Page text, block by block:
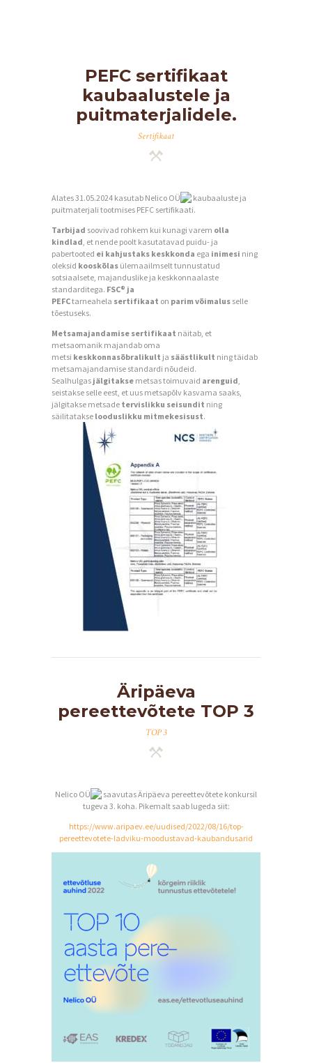
PEFC sertifikaat
kaubaalustele ja
puitmaterjalidele.
Sertifikaat
Alates 31.05.2024 kasutab Nelico OÜ
kaubaaluste ja
puitmaterjali tootmises PEFC sertifikaati.
Tarbijad soovivad rohkem kui kunagi varem olla
kindlad, et nende poolt kasutatavad puidu- ja
pabertooted ei kahjustaks keskkonda ega inimesi ning
oleksid kooskõlas ülemaailmselt tunnustatud
sotsiaalsete, majanduslike ja keskkonnaalaste
standarditega. FSC® ja
PEFCtarneahela sertifikaat on parim võimalus selle
tõestuseks.
Metsamajandamise sertifikaat näitab, et
metsaomanik majandab oma
metsi keskkonnasõbralikult ja säästlikult ning täidab
metsamajandamise standardi nõudeid.
Sealhulgas jälgitakse metsas toimuvaid arenguid,
seistakse selle eest, et uus metsapõlv kasvama saaks,
jälgitakse metsade tervislikku seisundit ning
säilitatakse looduslikku mitmekesisust.
Äripäeva
pereettevõtete TOP 3
TOP 3
Nelico OÜ
saavutas Äripäeva pereettevõtete konkursil
tugeva 3. koha. Pikemalt saab lugeda siit:
https://www.aripaev.ee/uudised/2022/08/16/top-
pereettevotete-ladviku-moodustavad-kaubandusarid